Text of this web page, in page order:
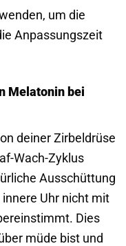
um die
Anpassungs­zeit
Melatonin bei
deiner Zirbel­drüse
Wach-Zyklus
Ausschüttung
Uhr nicht mit
Dies
müde bist und